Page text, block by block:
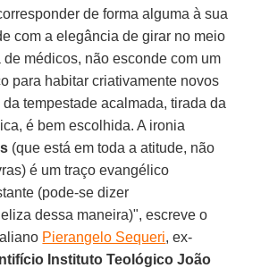
de forma alguma à sua
com a elegância de girar no meio
médicos, não esconde com um
para habitar criativamente novos
da tempestade acalmada, tirada da
é bem escolhida. A ironia
(que está em toda a atitude, não
é um traço evangélico
(pode-se dizer
dessa maneira)", escreve o
Pierangelo Sequeri, ex-
Instituto Teológico João